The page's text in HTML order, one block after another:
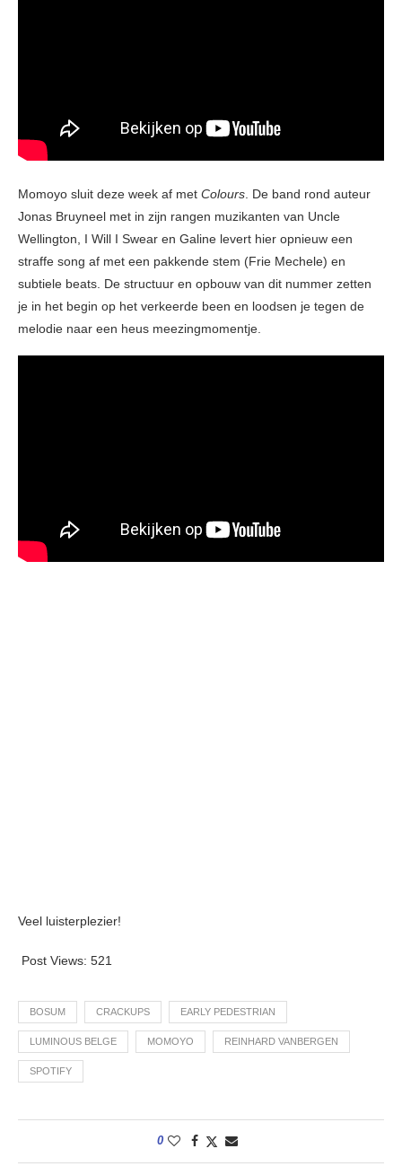
Momoyo sluit deze week af met Colours . De band rond auteur
Jonas Bruyneel met in zijn rangen muzikanten van Uncle
Wellington, I Will I Swear en Galine levert hier opnieuw een
straffe song af met een pakkende stem (Frie Mechele) en
subtiele beats. De structuur en opbouw van dit nummer zetten
je in het begin op het verkeerde been en loodsen je tegen de
melodie naar een heus meezingmomentje.
Veel luisterplezier!
Post Views: 521
BOSUM CRACKUPS EARLY PEDESTRIAN
LUMINOUS BELGE MOMOYO REINHARD VANBERGEN
SPOTIFY
0